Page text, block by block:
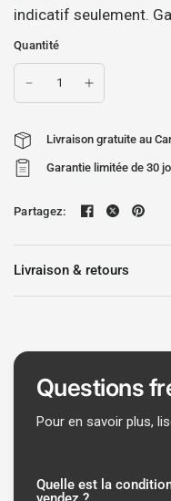
indicatif seulement.
Quantité
Livraison gratuite au
Garantie limitée de 30
Partagez:
Livraison & retours
Questions
Pour en savoir plus,
Quelle est la